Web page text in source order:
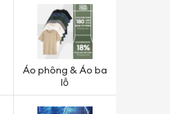
Áo phông & Áo ba
lỗ